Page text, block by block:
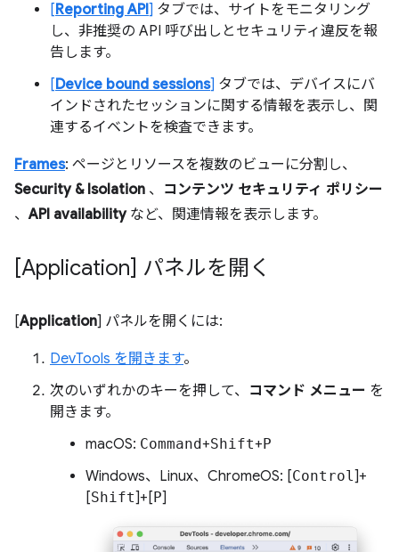
[Reporting API] タブでは、サイトをモニタリング
し、非推奨の API 呼び出しとセキュリティ違反を報
告します。
[Device bound sessions] タブでは、デバイスにバ
インドされたセッションに関する情報を表示し、関
連するイベントを検査できます。
Frames: ページとリソースを複数のビューに分割し、
Security & Isolation 、 コンテンツ セキュリティ ポリシー
、API availabilityなど、関連情報を表示します。
[Application] パネルを開く
[Application] パネルを開くには:
DevTools を開きます。
次のいずれかのキーを押して、 コマンド メニュー を
開きます。
macOS: Command+Shift+P
Windows、Linux、ChromeOS: [Control]+
[Shift]+[P]